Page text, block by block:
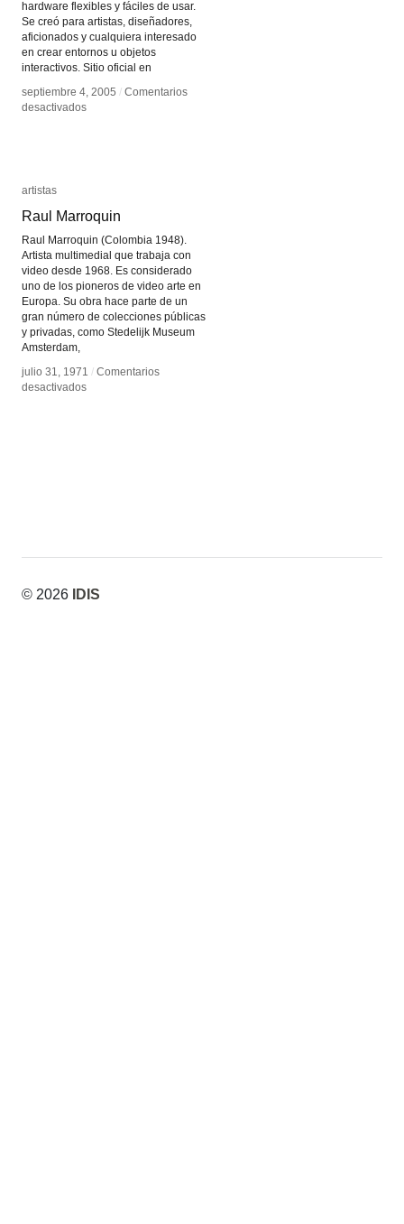
hardware flexibles y fáciles de usar.
Se creó para artistas, diseñadores,
aficionados y cualquiera interesado
en crear entornos u objetos
interactivos. Sitio oficial en
septiembre 4, 2005 / Comentarios
desactivadosen
septiembre 4, 2005 / Comentarios
desactivadosen
artistas
Raul Marroquin
Raul Marroquin (Colombia 1948).
Artista multimedial que trabaja con
video desde 1968. Es considerado
uno de los pioneros de video arte en
Europa. Su obra hace parte de un
gran número de colecciones públicas
y privadas, como Stedelijk Museum
Amsterdam,
julio 31, 1971 / Comentarios
desactivadosen
artistas
Raul Marroquin
julio 31, 1971 / Comentarios
desactivadosen
© 2026 IDIS